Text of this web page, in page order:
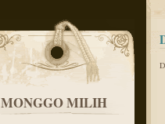
MONGGO MILIH